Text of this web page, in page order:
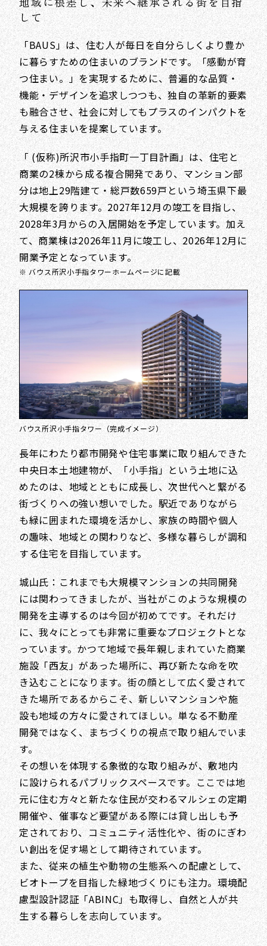
して
「BAUS」は、住む人が毎日を自分らしくより豊か
に暮らすための住まいのブランドです。「感動が育
つ住まい。」を実現するために、普遍的な品質・
機能・デザインを追求しつつも、独自の革新的要素
も融合させ、社会に対してもプラスのインパクトを
与える住まいを提案しています。
「 (仮称)所沢市小手指町一丁目計画」は、住宅と
商業の2棟から成る複合開発であり、マンション部
分は地上29階建て・総戸数659戸という埼玉県下最
大規模を誇ります。2027年12月の竣工を目指し、
2028年3月からの入居開始を予定しています。加え
て、商業棟は2026年11月に竣工し、2026年12月に
開業予定となっています。
※ バウス所沢小手指タワーホームページに記載
バウス所沢小手指タワー（完成イメージ）
長年にわたり都市開発や住宅事業に取り組んできた
中央日本土地建物が、「小手指」という土地に込
めたのは、地域とともに成長し、次世代へと繋がる
街づくりへの強い想いでした。駅近でありながら
も緑に囲まれた環境を活かし、家族の時間や個人
の趣味、地域との関わりなど、多様な暮らしが調和
する住宅を目指しています。
城山氏：これまでも大規模マンションの共同開発
には関わってきましたが、当社がこのような規模の
開発を主導するのは今回が初めてです。それだけ
に、我々にとっても非常に重要なプロジェクトとな
っています。かつて地域で長年親しまれていた商業
施設「西友」があった場所に、再び新たな命を吹
き込むことになります。街の顔として広く愛されて
きた場所であるからこそ、新しいマンションや施
設も地域の方々に愛されてほしい。単なる不動産
開発ではなく、まちづくりの視点で取り組んでいま
す。
その想いを体現する象徴的な取り組みが、敷地内
に設けられるパブリックスペースです。ここでは地
元に住む方々と新たな住民が交わるマルシェの定期
開催や、催事など要望がある際には貸し出しも予
定されており、コミュニティ活性化や、街のにぎわ
い創出を促す場として期待されています。
また、従来の植生や動物の生態系への配慮として、
ビオトープを目指した緑地づくりにも注力。環境配
慮型設計認証「ABINC」も取得し、自然と人が共
生する暮らしを志向しています。